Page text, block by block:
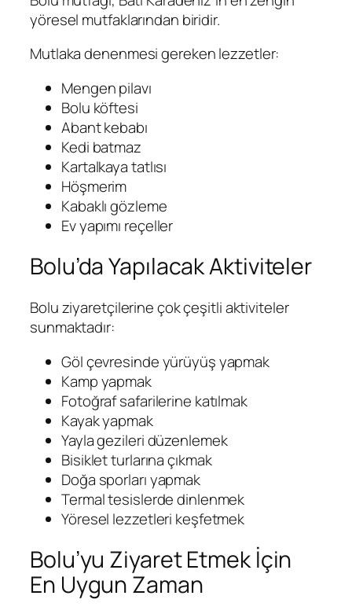
yöresel mutfaklarından biridir.
Mutlaka denenmesi gereken lezzetler:
Mengen pilavı
Bolu köftesi
Abant kebabı
Kedi batmaz
Kartalkaya tatlısı
Höşmerim
Kabaklı gözleme
Ev yapımı reçeller
Bolu’da Yapılacak Aktiviteler
Bolu ziyaretçilerine çok çeşitli aktiviteler
sunmaktadır:
Göl çevresinde yürüyüş yapmak
Kamp yapmak
Fotoğraf safarilerine katılmak
Kayak yapmak
Yayla gezileri düzenlemek
Bisiklet turlarına çıkmak
Doğa sporları yapmak
Termal tesislerde dinlenmek
Yöresel lezzetleri keşfetmek
Bolu’yu Ziyaret Etmek İçin
En Uygun Zaman